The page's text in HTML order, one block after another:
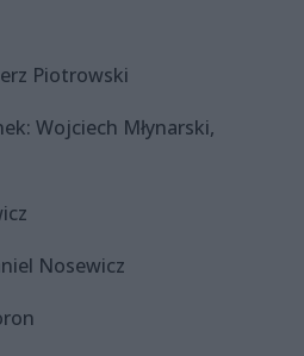
Piotrowski
Wojciech Młynarski,
Nosewicz